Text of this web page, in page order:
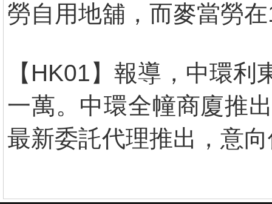
勞自用地舖，而麥當勞
【HK01】報導，中環
一萬。中環全幢商廈推
最新委託代理推出，意